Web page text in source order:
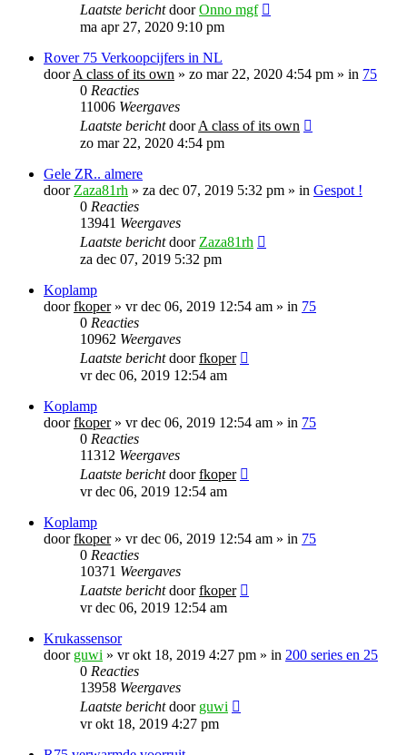
Laatste berichtdoorOnno mgf
ma apr 27, 2020 9:10 pm
Rover 75 Verkoopcijfers in NL
doorA class of its own » zo mar 22, 2020 4:54 pm » in 75
0 Reacties
11006 Weergaves
Laatste berichtdoorA class of its own
zo mar 22, 2020 4:54 pm
Gele ZR.. almere
door Zaza81rh » za dec 07, 2019 5:32 pm » in Gespot !
0 Reacties
13941 Weergaves
Laatste berichtdoor Zaza81rh
za dec 07, 2019 5:32 pm
Koplamp
doorfkoper» vr dec 06, 2019 12:54 am » in 75
0 Reacties
10962 Weergaves
Laatste berichtdoorfkoper
vr dec 06, 2019 12:54 am
Koplamp
doorfkoper» vr dec 06, 2019 12:54 am » in 75
0 Reacties
11312 Weergaves
Laatste berichtdoorfkoper
vr dec 06, 2019 12:54 am
Koplamp
doorfkoper» vr dec 06, 2019 12:54 am » in 75
0 Reacties
10371 Weergaves
Laatste berichtdoorfkoper
vr dec 06, 2019 12:54 am
Krukassensor
door guwi » vr okt 18, 2019 4:27 pm » in 200 series en 25
0 Reacties
13958 Weergaves
Laatste berichtdoor guwi
vr okt 18, 2019 4:27 pm